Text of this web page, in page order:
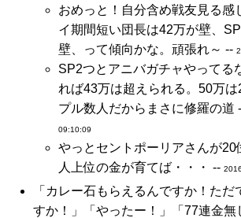
おめっと！自分含め戦友見る感
イ期間短い団長は42万が壁、
壁、って傾向かな。頑張れ～ --
SP2つとアニバガチャやってる
れば43万は超えられる。50万
プル数人だからまさに修羅の道
09:10:09
やっとセントポーリアさんが20
人上位の金が育てば・・・ --
「カレー石もらえるんですか！た
すか！」「やったー！」「77連金無